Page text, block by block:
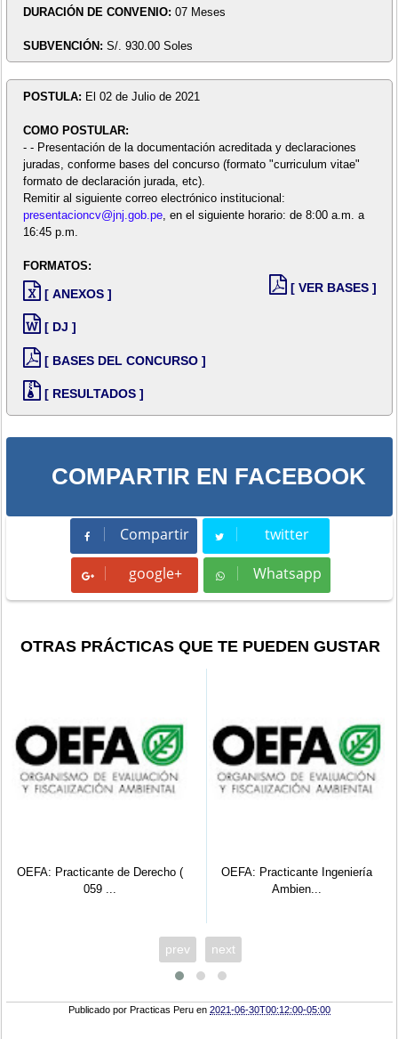
DURACIÓN DE CONVENIO: 07 Meses
SUBVENCIÓN: S/. 930.00 Soles
POSTULA: El 02 de Julio de 2021
COMO POSTULAR:
- - Presentación de la documentación acreditada y declaraciones
juradas, conforme bases del concurso (formato "curriculum vitae"
formato de declaración jurada, etc).
Remitir al siguiente correo electrónico institucional:
presentacioncv@jnj.gob.pe, en el siguiente horario: de 8:00 a.m. a
16:45 p.m.
FORMATOS:
[ ANEXOS ]
[ DJ ]
[ BASES DEL CONCURSO ]
[ RESULTADOS ]
[ VER BASES ]
COMPARTIR EN FACEBOOK
Compartir
Compartir twitter
Tweet
google+ Whatsapp
Whatsapp
OTRAS PRÁCTICAS QUE TE PUEDEN GUSTAR
OEFA: Practicante de Derecho (
059 ...
OEFA: Practicante Ingeniería
Ambien...
prev next
Publicado porPracticas Peru en2021-06-30T00:12:00-05:00